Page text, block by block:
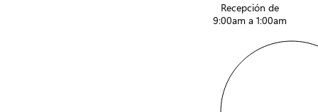
Recepción de
9:00am a 1:00am